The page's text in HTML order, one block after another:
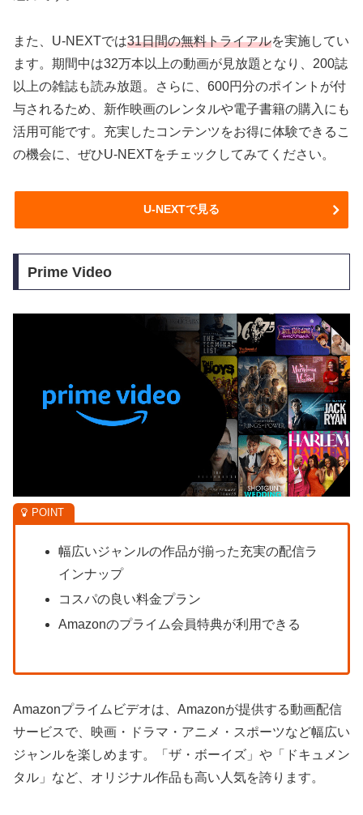
また、U-NEXTでは31日間の無料トライアルを実施してい
ます。期間中は32万本以上の動画が見放題となり、200誌
以上の雑誌も読み放題。さらに、600円分のポイントが付
与されるため、新作映画のレンタルや電子書籍の購入にも
活用可能です。充実したコンテンツをお得に体験できるこ
の機会に、ぜひU-NEXTをチェックしてみてください。
U-NEXTで見る
Prime Video
幅広いジャンルの作品が揃った充実の配信ラ
インナップ
コスパの良い料金プラン
Amazonのプライム会員特典が利用できる
Amazonプライムビデオは、Amazonが提供する動画配信
サービスで、映画・ドラマ・アニメ・スポーツなど幅広い
ジャンルを楽しめます。「ザ・ボーイズ」や「ドキュメン
タル」など、オリジナル作品も高い人気を誇ります。